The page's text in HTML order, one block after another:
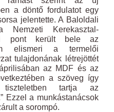
a döntő fordulatot egy
jelentette. A Baloldali
Nemzeti Kerekasztal-
pont került bele az
elismeri a termelői
tulaj­donának létrejöttét
az MDF és az
a szöveg így
tartja az
Ezzel a munkástanácsok
a sorompó.